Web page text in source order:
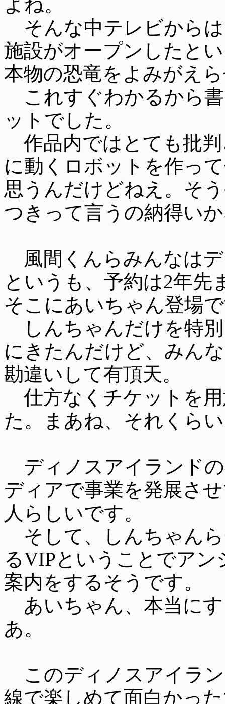
そんな中テレビから
施設がオープンしたと
本物の恐竜をよみがえ
これすぐわかるから
ットでした。
作品内ではとても批
に動くロボットを作っ
思うんだけどねえ。そ
つきって言うの納得い
風間くんらみんなは
というも、予約は2年先
そこにあいちゃん登場
しんちゃんだけを特
にきたんだけど、みん
勘違いして有頂天。
仕方なくチケットを
た。まあね、それくら
ディノスアイランド
ディアで事業を発展さ
人らしいです。
そして、しんちゃん
るVIPということでア
案内をするそうです。
あいちゃん、本当に
あ。
このディノスアイラ
線で楽しめて面白かっ